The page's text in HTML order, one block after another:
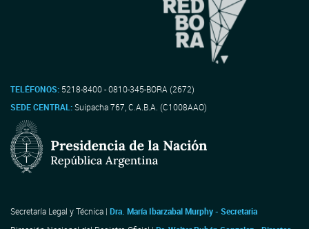
TELÉFONOS: 5218-8400 - 0810-345-BORA (2672)
SEDE CENTRAL:Suipacha 767, C.A.B.A. (C1008AAO)
Secretaría Legal y Técnica | Dra. María Ibarzabal Murphy - Secretaria